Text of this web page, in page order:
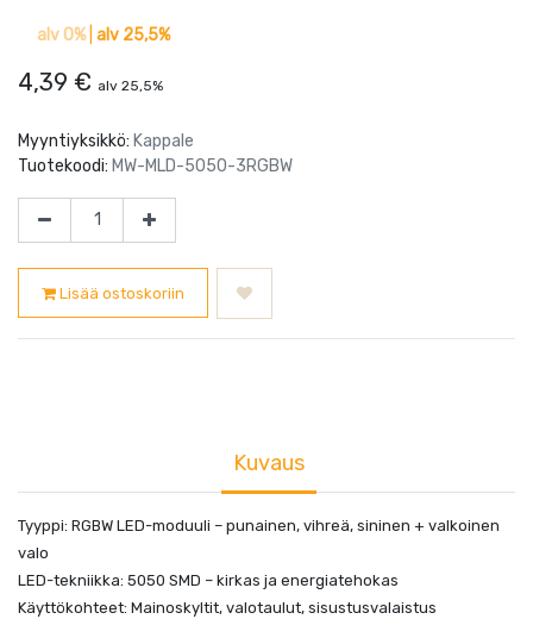
alv 0%| alv 25,5%
4,39 € alv 25,5%
Myyntiyksikkö: Kappale
Tuotekoodi: MW-MLD-5050-3RGBW
Lisää ostoskoriin
Kuvaus
Tyyppi: RGBW LED-moduuli – punainen, vihreä, sininen + valkoinen
valo
LED-tekniikka: 5050 SMD – kirkas ja energiatehokas
Käyttökohteet: Mainoskyltit, valotaulut, sisustusvalaistus